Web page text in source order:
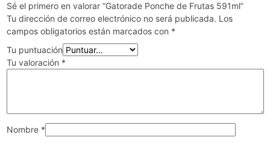
Sé el primero en valorar “Gatorade Ponche de Frutas 591ml”
Tu dirección de correo electrónico no será publicada. Los
campos obligatorios están marcados con *
Tu puntuación
Tu valoración *
Nombre *